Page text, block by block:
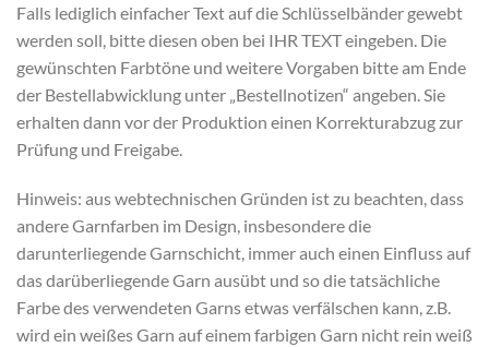
Falls lediglich einfacher Text auf die Schlüsselbänder gewebt
werden soll, bitte diesen oben bei IHR TEXT eingeben. Die
gewünschten Farbtöne und weitere Vorgaben bitte am Ende
der Bestellabwicklung unter „Bestellnotizen“ angeben. Sie
erhalten dann vor der Produktion einen Korrekturabzug zur
Prüfung und Freigabe.
Hinweis: aus webtechnischen Gründen ist zu beachten, dass
andere Garnfarben im Design, insbesondere die
darunterliegende Garnschicht, immer auch einen Einfluss auf
das darüberliegende Garn ausübt und so die tatsächliche
Farbe des verwendeten Garns etwas verfälschen kann, z.B.
wird ein weißes Garn auf einem farbigen Garn nicht rein weiß